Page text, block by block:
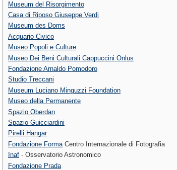
Museum del Risorgimento
Casa di Riposo Giuseppe Verdi
Museum des Doms
Acquario Civico
Museo Popoli e Culture
Museo Dei Beni Culturali Cappuccini Onlus
Fondazione Arnaldo Pomodoro
Studio Treccani
Museum Luciano Minguzzi Foundation
Museo della Permanente
Spazio Oberdan
Spazio Guicciardini
Pirelli Hangar
Fondazione Forma Centro Internazionale di Fotografia
Inaf - Osservatorio Astronomico
Fondazione Prada